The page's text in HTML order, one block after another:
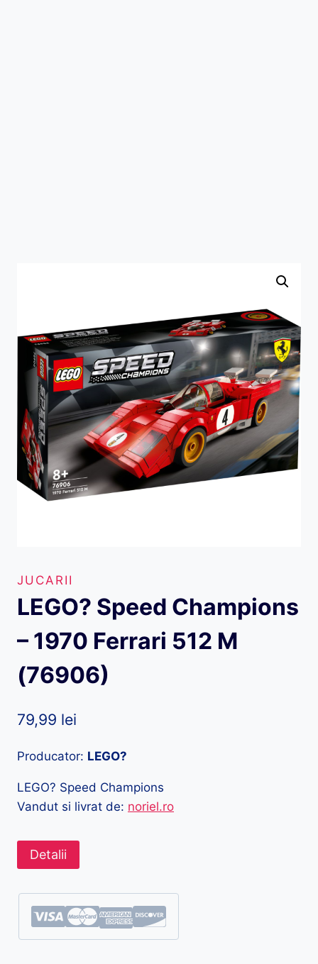
JUCARII
LEGO? Speed Champions
– 1970 Ferrari 512 M
(76906)
79,99 lei
Producator: LEGO?
LEGO? Speed Champions
Vandut si livrat de: noriel.ro
Detalii